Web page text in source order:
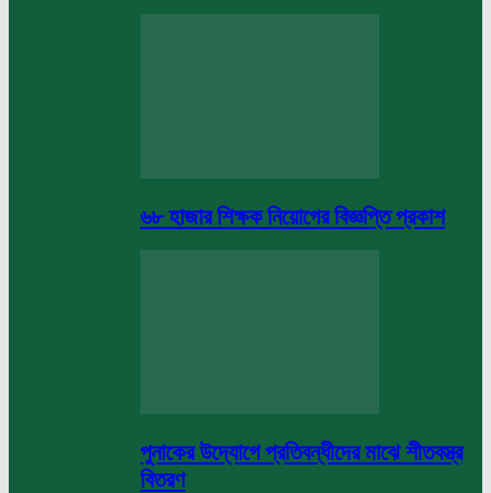
৬৮ হাজার শিক্ষক নিয়োগের বিজ্ঞপ্তি প্রকাশ
পুনাকের উদ্যোগে প্রতিবন্ধীদের মাঝে শীতবস্ত্র
বিতরণ